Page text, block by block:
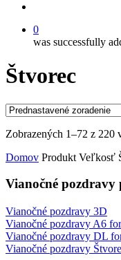
0
was successfully
Štvorec
Zobrazených 1–72 z 220
Domov Produkt Veľkosť
Vianočné
Vianočné pozdravy 3D
Vianočné pozdravy A6
Vianočné pozdravy DL
Vianočné pozdravy